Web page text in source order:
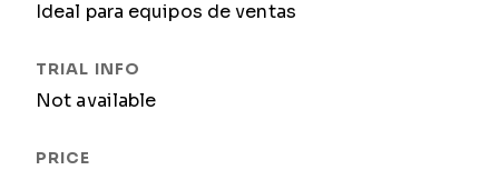
Ideal para equipos de ventas
Not available